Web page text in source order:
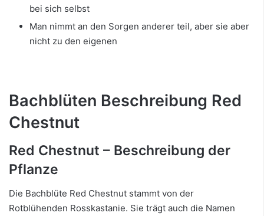
bei sich selbst
Man nimmt an den Sorgen anderer teil, aber sie aber
nicht zu den eigenen
Bachblüten Beschreibung Red
Chestnut
Red Chestnut – Beschreibung der
Pflanze
Die Bachblüte Red Chestnut stammt von der
Rotblühenden Rosskastanie. Sie trägt auch die Namen